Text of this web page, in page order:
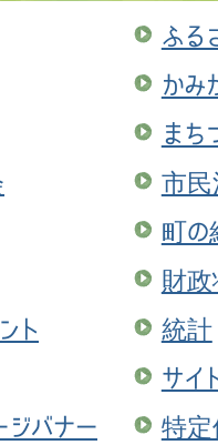
ふる
かみ
まち
市民
町の
財
ト
統計
サイ
バナー
特定